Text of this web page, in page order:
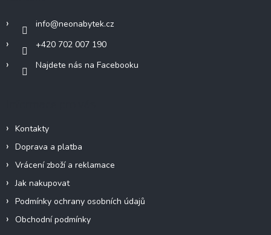
info@neonabytek.cz
+420 702 007 190
Najdete nás na Facebooku
Kontakty
Doprava a platba
Vrácení zboží a reklamace
Jak nakupovat
Podmínky ochrany osobních údajů
Obchodní podmínky